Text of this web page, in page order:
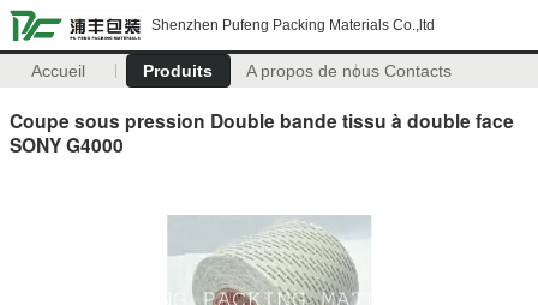
Shenzhen Pufeng Packing Materials Co.,ltd
Accueil Produits A propos de nous Contacts
Coupe sous pression Double bande tissu à double face
SONY G4000